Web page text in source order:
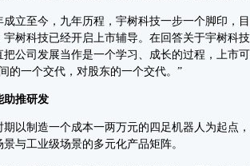
至今，九年历程，宇树科技一步一个脚印，
宇树科技已经开启上市辅导。在回答关于宇树科
把公司发展当作是一个学习、成长的过程，上市
的一个交代，对股东的一个交代。”
推研发
制造一个成本一两万元的四足机器人为起点，
景与工业级场景的多元化产品矩阵。